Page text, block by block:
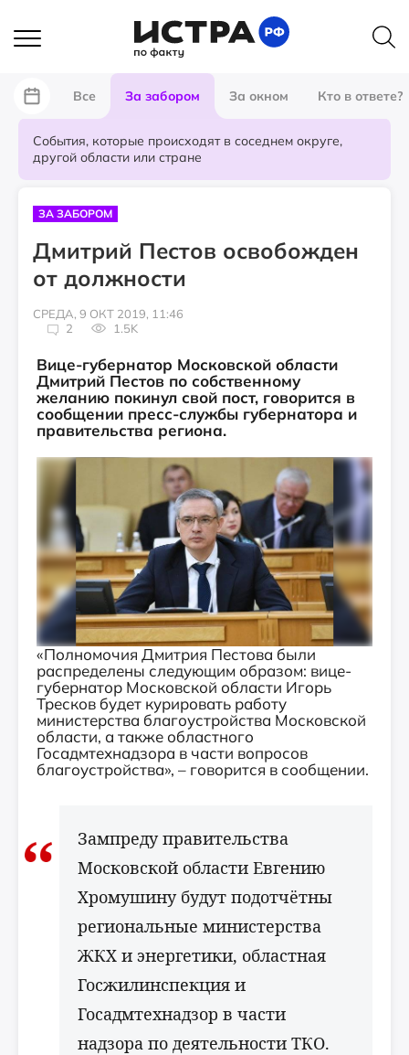
Все За забором За окном Кто в ответе?
События, которые происходят в соседнем округе,
другой области или стране
ЗА ЗАБОРОМ
Дмитрий Пестов освобожден
от должности
СРЕДА, 9 ОКТ 2019, 11:46
2
1.5K
Вице-губернатор Московской области
Дмитрий Пестов по собственному
желанию покинул свой пост, говорится в
сообщении пресс-службы губернатора и
правительства региона.
«Полномочия Дмитрия Пестова были
распределены следующим образом: вице-
губернатор Московской области Игорь
Тресков будет курировать работу
министерства благоустройства Московской
области, а также областного
Госадмтехнадзора в части вопросов
благоустройства», – говорится в сообщении.
Зампреду правительства
Московской области Евгению
Хромушину будут подотчётны
региональные министерства
ЖКХ и энергетики, областная
Госжилинспекция и
Госадмтехнадзор в части
надзора по деятельности ТКО.